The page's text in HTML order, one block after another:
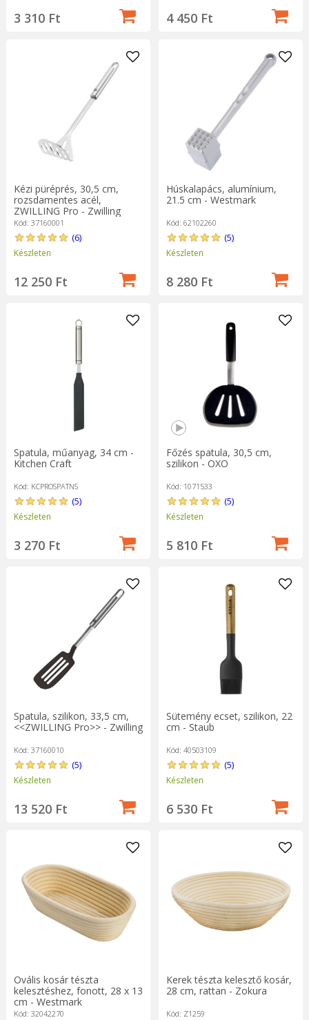
3 310 Ft 4 450 Ft
Kézi püréprés, 30,5 cm,
rozsdamentes acél,
ZWILLING Pro - Zwilling
Kód: 37160001
(6)
Készleten
12 250 Ft
Húskalapács, alumínium,
21.5 cm - Westmark
Kód: 62102260
(5)
Készleten
8 280 Ft
Spatula, műanyag, 34 cm -
Kitchen Craft
Kód: KCPROSPATNS
(5)
Készleten
3 270 Ft
Főzés spatula, 30,5 cm,
szilikon - OXO
Kód: 1071533
(5)
Készleten
5 810 Ft
Spatula, szilikon, 33,5 cm,
<<ZWILLING Pro>> - Zwilling
Kód: 37160010
(5)
Készleten
13 520 Ft
Sütemény ecset, szilikon, 22
cm - Staub
Kód: 40503109
(5)
Készleten
6 530 Ft
Ovális kosár tészta
kelesztéshez, fonott, 28 x 13
cm - Westmark
Kód: 32042270
Kerek tészta kelesztő kosár,
28 cm, rattan - Zokura
Kód: Z1259